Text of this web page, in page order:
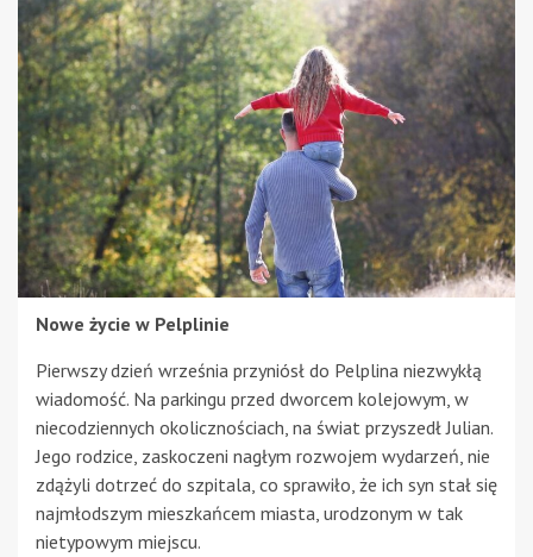
Nowe życie w Pelplinie
Pierwszy dzień września przyniósł do Pelplina niezwykłą
wiadomość. Na parkingu przed dworcem kolejowym, w
niecodziennych okolicznościach, na świat przyszedł Julian.
Jego rodzice, zaskoczeni nagłym rozwojem wydarzeń, nie
zdążyli dotrzeć do szpitala, co sprawiło, że ich syn stał się
najmłodszym mieszkańcem miasta, urodzonym w tak
nietypowym miejscu.